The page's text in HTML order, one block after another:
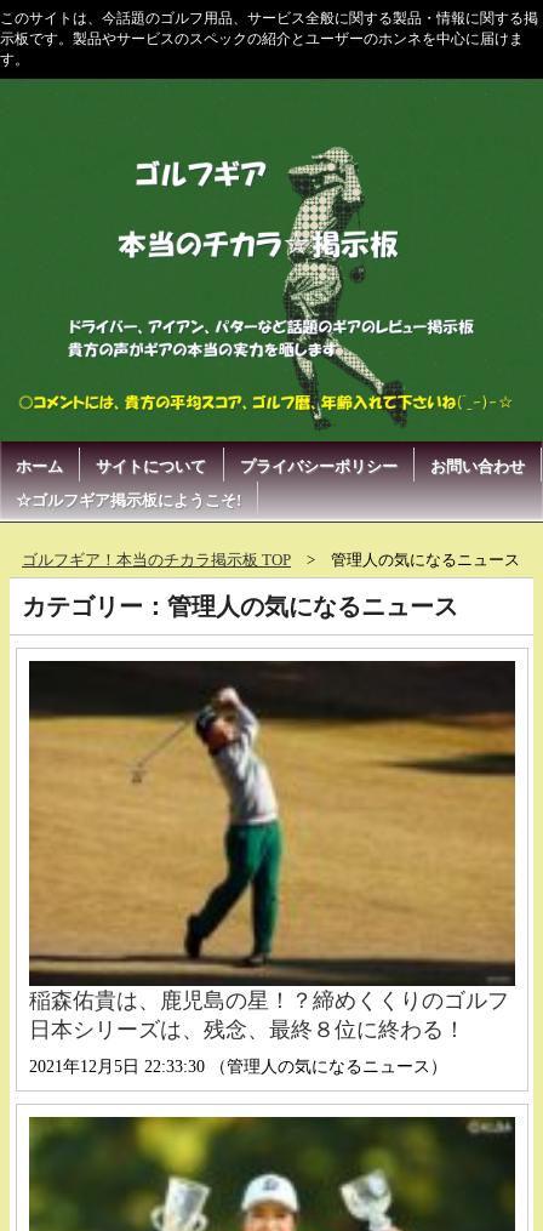
このサイトは、今話題のゴルフ用品、サービス全般に関する製品・情報に関する掲
示板です。製品やサービスのスペックの紹介とユーザーのホンネを中心に届けま
す。
ホーム サイトについて プライバシーポリシー
お問い合わせ
☆ゴルフギア掲示板にようこそ!
ゴルフギア！本当のチカラ掲示板 TOP 管理人の気になるニュース
カテゴリー：管理人の気になるニュース
稲森佑貴は、鹿児島の星！？締めくくりのゴルフ
日本シリーズは、残念、最終８位に終わる！
2021年12月5日 22:33:30 （管理人の気になるニュース）